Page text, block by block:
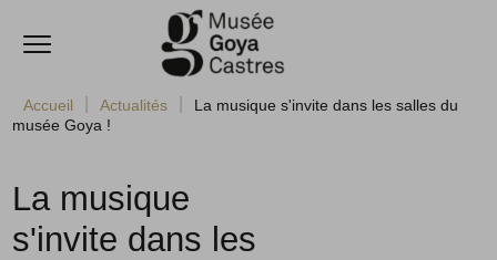
Accèder directement au contenu
Ouvrir le menu
Accueil Actualités
La musique s'invite dans les salles du
musée Goya !
La musique
s'invite dans les